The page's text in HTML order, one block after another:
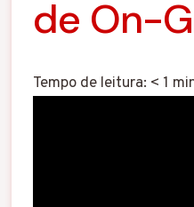
de On-
Tempo de leitura: < 1